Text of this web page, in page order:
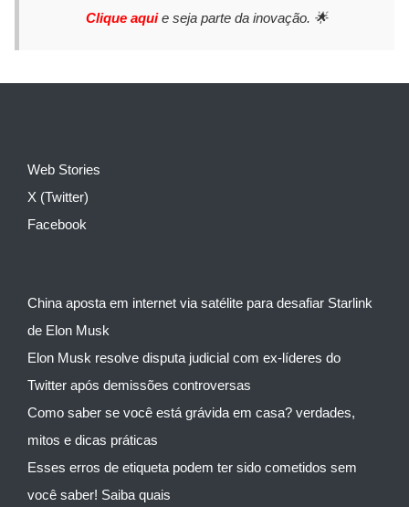
Clique aquie seja parte da inovação. 🌟
Web Stories
X (Twitter)
Facebook
China aposta em internet via satélite para desafiar Starlink
de Elon Musk
Elon Musk resolve disputa judicial com ex-líderes do
Twitter após demissões controversas
Como saber se você está grávida em casa? verdades,
mitos e dicas práticas
Esses erros de etiqueta podem ter sido cometidos sem
você saber! Saiba quais